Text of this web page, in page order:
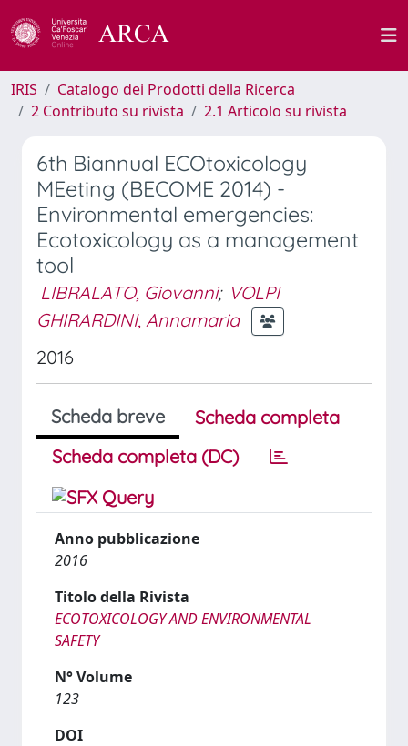
IRIS
Catalogo dei Prodotti della Ricerca
2 Contributo su rivista
2.1 Articolo su rivista
6th Biannual ECOtoxicology
MEeting (BECOME 2014) -
Environmental emergencies:
Ecotoxicology as a management
tool
LIBRALATO, Giovanni; VOLPI
GHIRARDINI, Annamaria
2016
Scheda breve
Scheda completa
Scheda completa (DC)
Anno pubblicazione
2016
Titolo della Rivista
ECOTOXICOLOGY AND ENVIRONMENTAL
SAFETY
N° Volume
123
DOI